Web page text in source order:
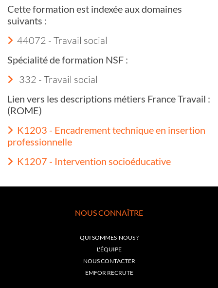
Cette formation est indexée aux domaines
suivants :
44072 - Travail social
Spécialité de formation NSF :
332 - Travail social
Lien vers les descriptions métiers France Travail :
(ROME)
K1203 - Encadrement technique en insertion
professionnelle
K1207 - Intervention socioéducative
NOUS CONNAÎTRE
QUI SOMMES-NOUS ?
L'ÉQUIPE
NOUS CONTACTER
EMFOR RECRUTE